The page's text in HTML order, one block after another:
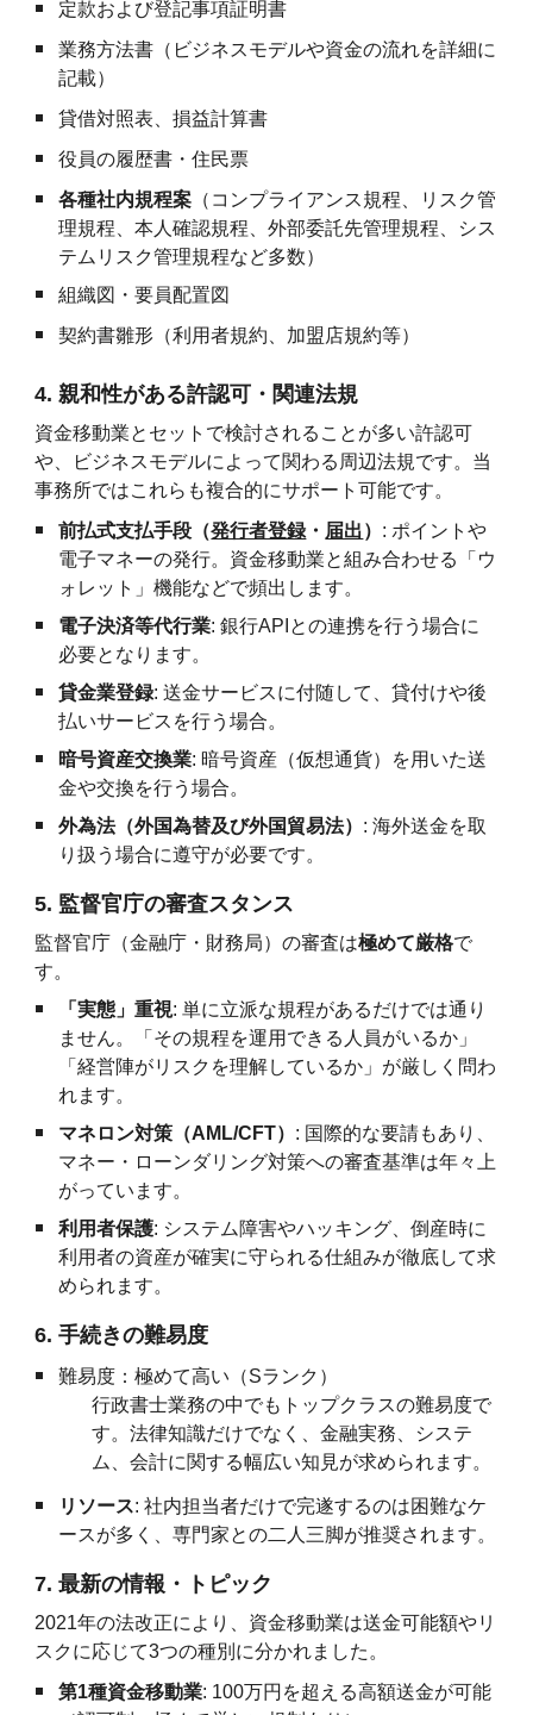
定款および登記事項証明書
業務方法書（ビジネスモデルや資金の流れを詳細に
記載）
貸借対照表、損益計算書
役員の履歴書・住民票
各種社内規程案 （コンプライアンス規程、リスク管
理規程、本人確認規程、外部委託先管理規程、シス
テムリスク管理規程など多数）
組織図・要員配置図
契約書雛形（利用者規約、加盟店規約等）
4. 親和性がある許認可・関連法規
資金移動業とセットで検討されることが多い許認可
や、ビジネスモデルによって関わる周辺法規です。当
事務所ではこれらも複合的にサポート可能です。
前払式支払手段（発行者登録・ 届出） : ポイントや
電子マネーの発行。資金移動業と組み合わせる「ウ
ォレット」機能などで頻出します。
電子決済等代行業: 銀行APIとの連携を行う場合に
必要となります。
貸金業登録: 送金サービスに付随して、貸付けや後
払いサービスを行う場合。
暗号資産交換業: 暗号資産（仮想通貨）を用いた送
金や交換を行う場合。
外為法（外国為替及び外国貿易法） : 海外送金を取
り扱う場合に遵守が必要です。
5. 監督官庁の審査スタンス
監督官庁（金融庁・財務局）の審査は極めて厳格で
す。
「実態」重視: 単に立派な規程があるだけでは通り
ません。「その規程を運用できる人員がいるか」
「経営陣がリスクを理解しているか」が厳しく問わ
れます。
マネロン対策（AML/CFT） : 国際的な要請もあり、
マネー・ローンダリング対策への審査基準は年々上
がっています。
利用者保護: システム障害やハッキング、倒産時に
利用者の資産が確実に守られる仕組みが徹底して求
められます。
6. 手続きの難易度
難易度：極めて高い（Sランク）
行政書士業務の中でもトップクラスの難易度で
す。法律知識だけでなく、金融実務、システ
ム、会計に関する幅広い知見が求められます。
リソース: 社内担当者だけで完遂するのは困難なケ
ースが多く、専門家との二人三脚が推奨されます。
7. 最新の情報・トピック
2021年の法改正により、資金移動業は送金可能額やリ
スクに応じて3つの種別に分かれました。
第1種資金移動業: 100万円を超える高額送金が可能